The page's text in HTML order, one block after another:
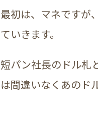
最初は、マネですが
ていきます。
短パン社長のドル札
は間違いなくあのド